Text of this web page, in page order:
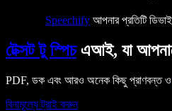
Speechify আপনার প্রতিটি
টেক্সট টু স্পিচএআই, যা
PDF, ডক এবং আরও অনেক কিছু প্রাণবন্ত ও
বিনামূল্যে ট্রাই করুন